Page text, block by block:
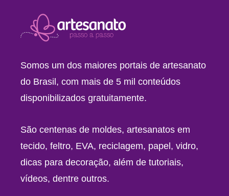
Somos um dos maiores portais de artesanato
do Brasil, com mais de 5 mil conteúdos
disponibilizados gratuitamente.
São centenas de moldes, artesanatos em
tecido, feltro, EVA, reciclagem, papel, vidro,
dicas para decoração, além de tutoriais,
vídeos, dentre outros.